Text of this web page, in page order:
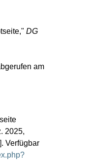
DG
am
2025,
Verfügbar